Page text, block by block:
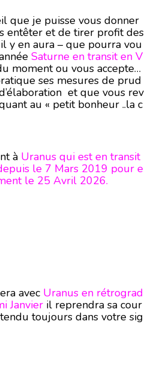
en amont pour être
au moment même ou
une année le signe du P
pour vous une période bi
de votre existence qui
si vous la préparez a
que je puisse vous donner
entêter et de tirer profit des
y en aura – que pourra vou
Saturne en transit en V
moment ou vous accepter
ses mesures de prud
et que vous rev
au « petit bonheur ..la c
à Uranus qui est en transit
le 7 Mars 2019 pour e
le 25 Avril 2026.
avec Uranus en rétrograd
Janvier il reprendra sa cour
toujours dans votre sig